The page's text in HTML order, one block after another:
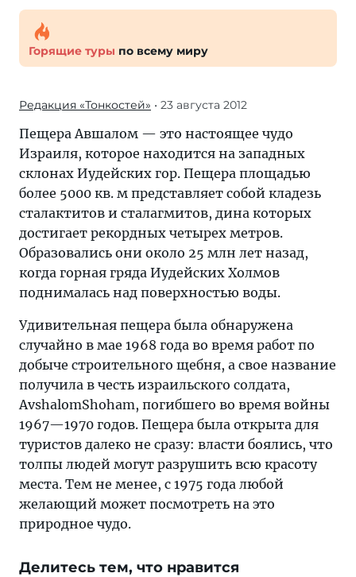
Горящие туры по всему миру
Редакция «Тонкостей» • 23 августа 2012
Пещера Авшалом — это настоящее чудо
Израиля, которое находится на западных
склонах Иудейских гор. Пещера площадью
более 5000 кв. м представляет собой кладезь
сталактитов и сталагмитов, дина которых
достигает рекордных четырех метров.
Образовались они около 25 млн лет назад,
когда горная гряда Иудейских Холмов
поднималась над поверхностью воды.
Удивительная пещера была обнаружена
случайно в мае 1968 года во время работ по
добыче строительного щебня, а свое название
получила в честь израильского солдата,
AvshalomShoham, погибшего во время войны
1967—1970 годов. Пещера была открыта для
туристов далеко не сразу: власти боялись, что
толпы людей могут разрушить всю красоту
места. Тем не менее, с 1975 года любой
желающий может посмотреть на это
природное чудо.
Делитесь тем, что нравится